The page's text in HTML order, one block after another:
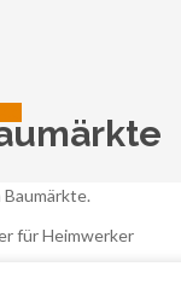
für Heimwerker